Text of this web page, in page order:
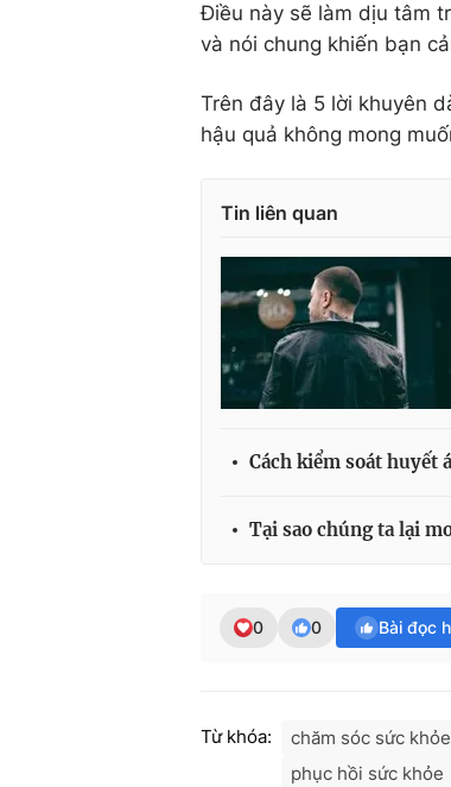
Điều này sẽ làm dịu tâm
và nói chung khiến bạn
Trên đây là 5 lời khuyên
hậu quả không mong
Tin liên quan
Cách kiểm soát huyết
Tại sao chúng ta lại
0 0 Bài đọc
Từ khóa: chăm sóc sức khỏe
phục hồi sức khỏe